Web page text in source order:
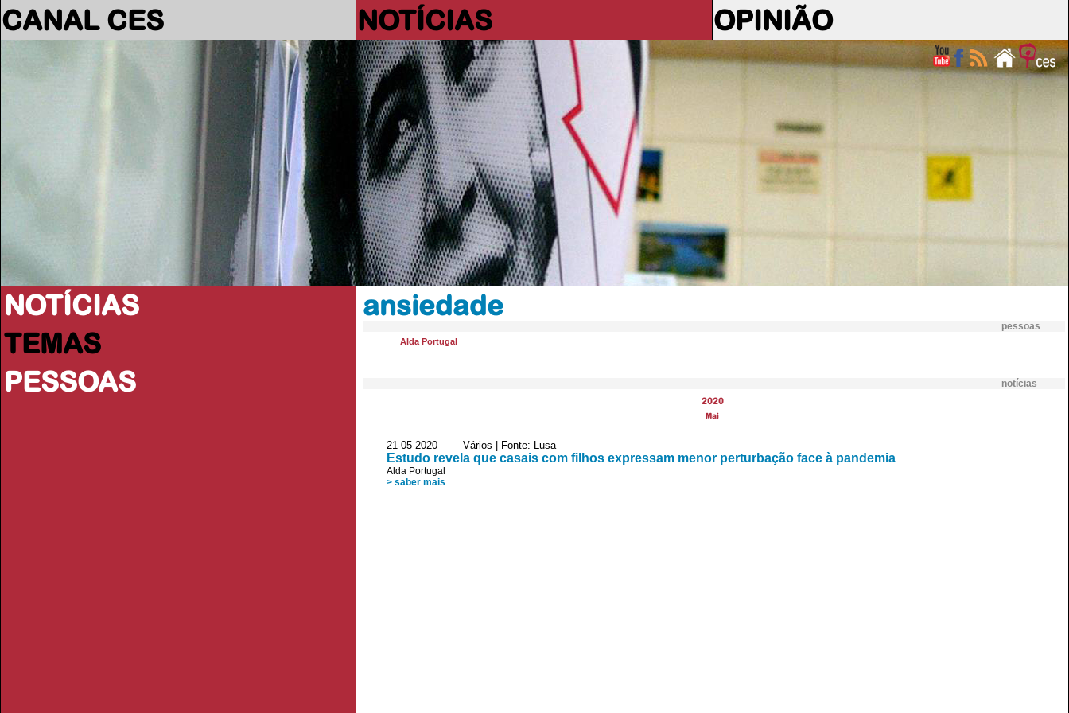
CANAL CES NOTÍCIAS OPINIÃO
NOTÍCIAS
TEMAS
PESSOAS
ansiedade
pessoas
Alda Portugal
notícias
2020
Mai
21-05-2020 Vários | Fonte: Lusa
Estudo revela que casais com filhos expressam menor perturbação face à pandemia
Alda Portugal
> saber mais